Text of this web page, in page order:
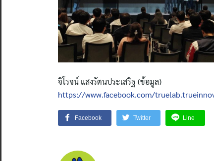
จิโรจน์ แสงรัตนประเสริฐ (ข้อมูล)
https://www.facebook.com/
Facebook Twitter Line